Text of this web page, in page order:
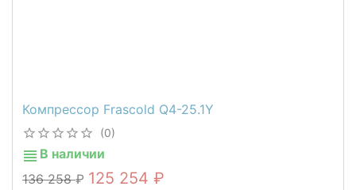
Компрессор Frascold Q4-25.1Y
(0)
В наличии
136 258
125 254